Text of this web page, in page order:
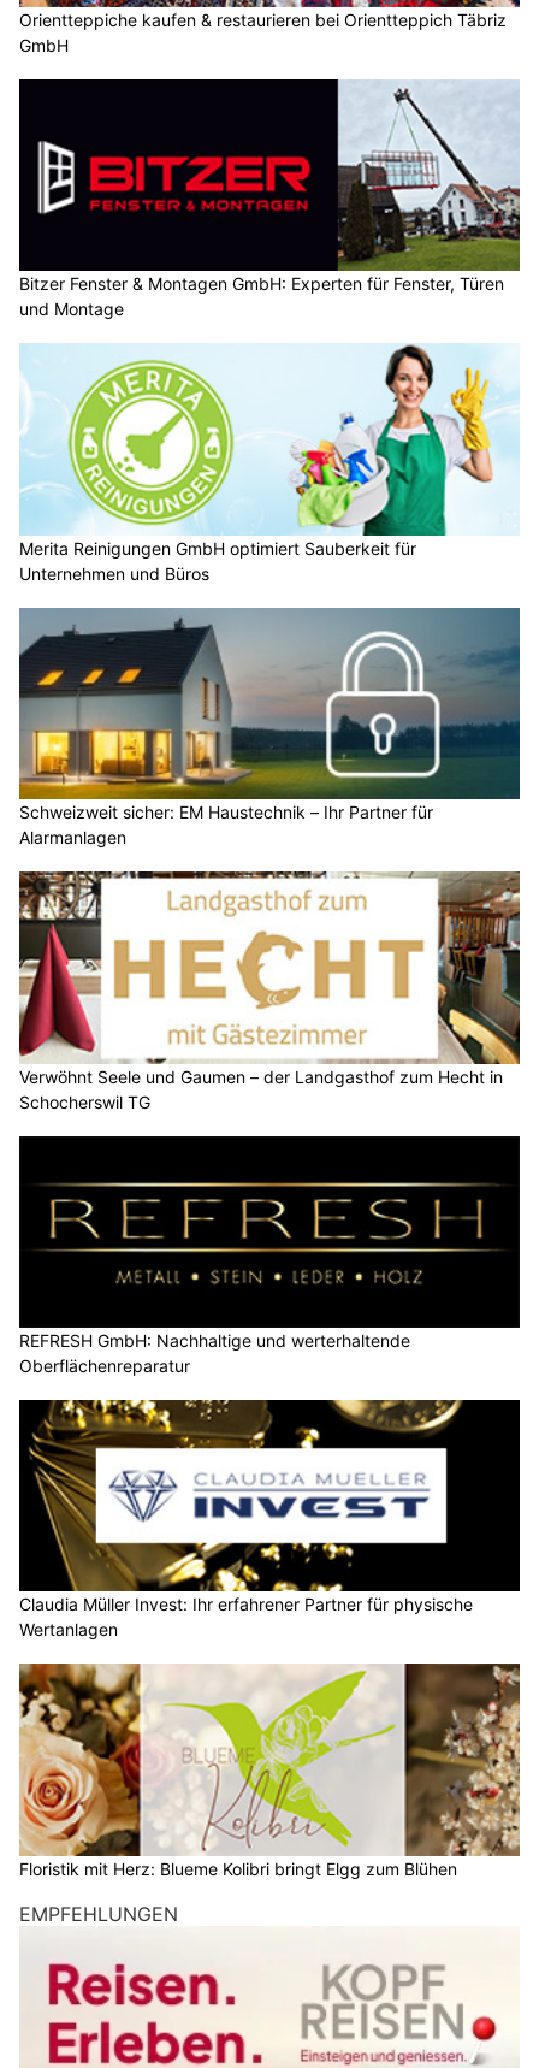
Orientteppiche kaufen & restaurieren bei Orientteppich Täbriz
GmbH
Bitzer Fenster & Montagen GmbH: Experten für Fenster, Türen
und Montage
Merita Reinigungen GmbH optimiert Sauberkeit für
Unternehmen und Büros
Schweizweit sicher: EM Haustechnik – Ihr Partner für
Alarmanlagen
Verwöhnt Seele und Gaumen – der Landgasthof zum Hecht in
Schocherswil TG
REFRESH GmbH: Nachhaltige und werterhaltende
Oberflächenreparatur
Claudia Müller Invest: Ihr erfahrener Partner für physische
Wertanlagen
Floristik mit Herz: Blueme Kolibri bringt Elgg zum Blühen
EMPFEHLUNGEN